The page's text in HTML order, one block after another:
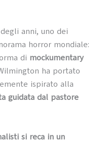
anni, uno dei
horror mondiale:
di mockumentary
ha portato
ispirato alla
guidata dal pastore
si reca in un